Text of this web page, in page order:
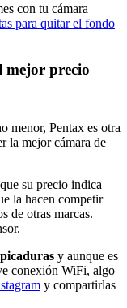
con tu cámara
para quitar el fondo
mejor precio
menor, Pentax es otra
la mejor cámara de
su precio indica
la hacen competir
de otras marcas.
y aunque es
conexión WiFi, algo
y compartirlas